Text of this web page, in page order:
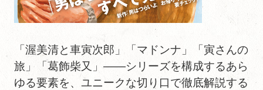
「渥美清と車寅次郎」「マドンナ」「寅さんの
旅」「葛飾柴又」――シリーズを構成するあら
ゆる要素を、ユニークな切り口で徹底解説する